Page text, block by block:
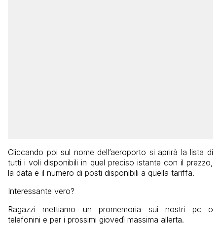
Cliccando poi sul nome dell’aeroporto si aprirà la lista di
tutti i voli disponibili in quel preciso istante con il prezzo,
la data e il numero di posti disponibili a quella tariffa.
Interessante vero?
Ragazzi mettiamo un promemoria sui nostri pc o
telefonini e per i prossimi giovedì massima allerta.